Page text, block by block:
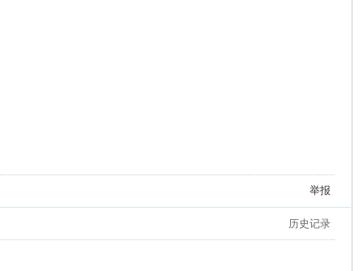
举报
历史记录